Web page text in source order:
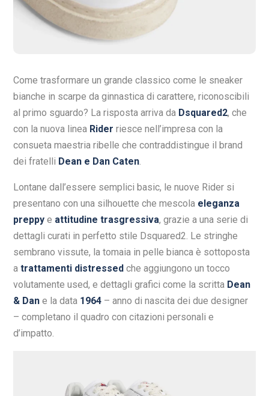
Come trasformare un grande classico come le sneaker
bianche in scarpe da ginnastica di carattere, riconoscibili
al primo sguardo? La risposta arriva da Dsquared2, che
con la nuova linea Rider riesce nell’impresa con la
consueta maestria ribelle che contraddistingue il brand
dei fratelli Dean e Dan Caten.
Lontane dall’essere semplici basic, le nuove Rider si
presentano con una silhouette che mescola eleganza
preppy e attitudine trasgressiva, grazie a una serie di
dettagli curati in perfetto stile Dsquared2. Le stringhe
sembrano vissute, la tomaia in pelle bianca è sottoposta
a trattamenti distressed che aggiungono un tocco
volutamente used, e dettagli grafici come la scritta Dean
& Dan e la data 1964 – anno di nascita dei due designer
– completano il quadro con citazioni personali e
d’impatto.